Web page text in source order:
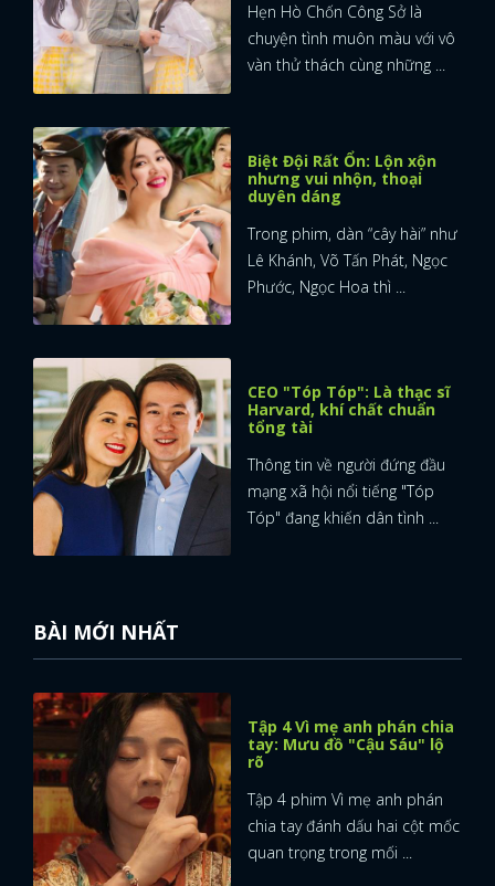
Hẹn Hò Chốn Công Sở là
chuyện tình muôn màu với vô
vàn thử thách cùng những ...
Biệt Đội Rất Ổn: Lộn xộn
nhưng vui nhộn, thoại
duyên dáng
Trong phim, dàn “cây hài” như
Lê Khánh, Võ Tấn Phát, Ngọc
Phước, Ngọc Hoa thì ...
CEO "Tóp Tóp": Là thạc sĩ
Harvard, khí chất chuẩn
tổng tài
Thông tin về người đứng đầu
mạng xã hội nổi tiếng "Tóp
Tóp" đang khiến dân tình ...
BÀI MỚI NHẤT
Tập 4 Vì mẹ anh phán chia
tay: Mưu đồ "Cậu Sáu" lộ
rõ
Tập 4 phim Vì mẹ anh phán
chia tay đánh dấu hai cột mốc
quan trọng trong mối ...